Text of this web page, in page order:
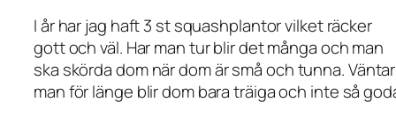
I år har jag haft 3 st squashplantor vilket räcker
gott och väl. Har man tur blir det många och man
ska skörda dom när dom är små och tunna. Väntar
man för länge blir dom bara träiga och inte så